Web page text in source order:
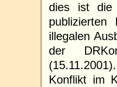
dies ist die
publizierten
illegalen
der
Konflikt im